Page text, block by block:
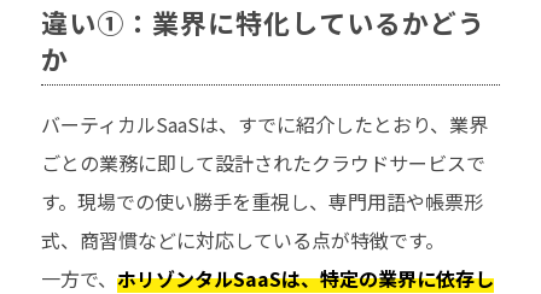
違い①：業界に特化しているかどう
か
バーティカルSaaSは、すでに紹介したとおり、業界
ごとの業務に即して設計されたクラウドサービスで
す。現場での使い勝手を重視し、専門用語や帳票形
式、商習慣などに対応している点が特徴です。
一方で、 ホリゾンタルSaaSは、特定の業界に依存し